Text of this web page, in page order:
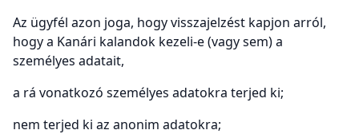
Az ügyfél azon joga, hogy visszajelzést kapjon arról,
hogy a Kanári kalandok kezeli-e (vagy sem) a
személyes adatait,
a rá vonatkozó személyes adatokra terjed ki;
nem terjed ki az anonim adatokra;